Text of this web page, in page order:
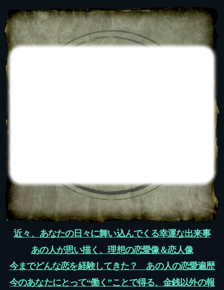
近々、あなたの日々に舞い込んでくる幸運な出来事
あの人が思い描く、理想の恋愛像＆恋人像
今までどんな恋を経験してきた？ あの人の恋愛遍歴
今のあなたにとって“働く”ことで得る、金銭以外の報